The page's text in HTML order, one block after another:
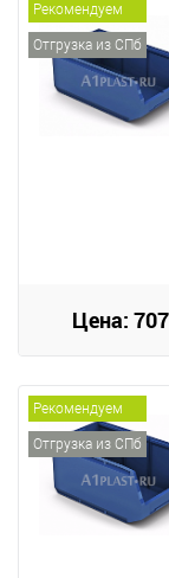
Рекомендуем
Отгрузка из СПб
Цена:
Рекомендуем
Отгрузка из СПб